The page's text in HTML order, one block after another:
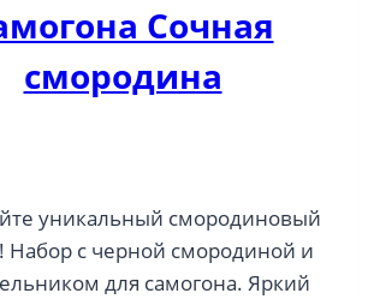
Сочная
смородина
уникальный смородиновый
Набор с черной смородиной и
для самогона. Яркий